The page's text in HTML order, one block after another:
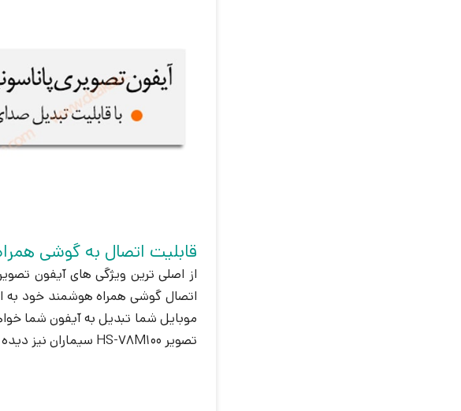
قابلیت اتصال به گوشی
اتصال گوشی همراه هوشمند خود به
موبایل شما تبدیل به آیفون شما
تصویر HS-78M100 سیماران نیز دیده می شود.